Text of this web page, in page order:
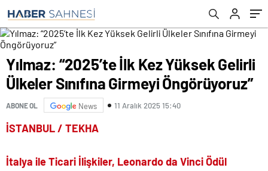
Yılmaz: “2025’te İlk Kez Yüksek Gelirli
Ülkeler Sınıfına Girmeyi Öngörüyoruz”
ABONE OL News 11 Aralık 2025 15:40
İSTANBUL / TEKHA
İtalya ile Ticari İlişkiler, Leonardo da Vinci Ödül